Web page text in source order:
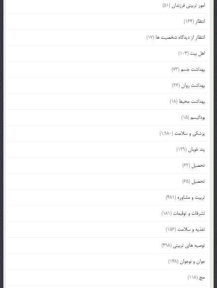
امور تربیتی فرزندان(51)
انتظار (164)
انتظار از دیدگاه شخصیت ها (17)
اهل بیت (104)
بهداشت جسم(73)
بهداشت روان(26)
بهداشت محیط (18)
بودائیسم(15)
پزشکی و سلامت (1,980)
پند خوبان(129)
تحصیل (62)
تحصیل (65)
تربیت و مشاوره (481)
تشرفات و توقیعات (181)
تغذیه و سلامت (156)
توصیه های تربیتی (498)
جوان و نوجوان(148)
حج (118)